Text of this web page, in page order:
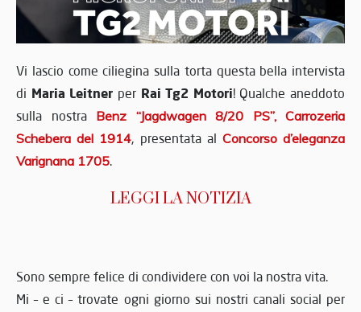
Vi lascio come ciliegina sulla torta questa bella intervista
di Maria Leitner per Rai Tg2 Motori! Qualche aneddoto
sulla nostra Benz “Jagdwagen 8/20 PS”, Carrozeria
Schebera del 1914, presentata al Concorso d’eleganza
Varignana 1705.
LEGGI LA NOTIZIA
Sono sempre felice di condividere con voi la nostra vita.
Mi – e ci – trovate ogni giorno sui nostri canali social per